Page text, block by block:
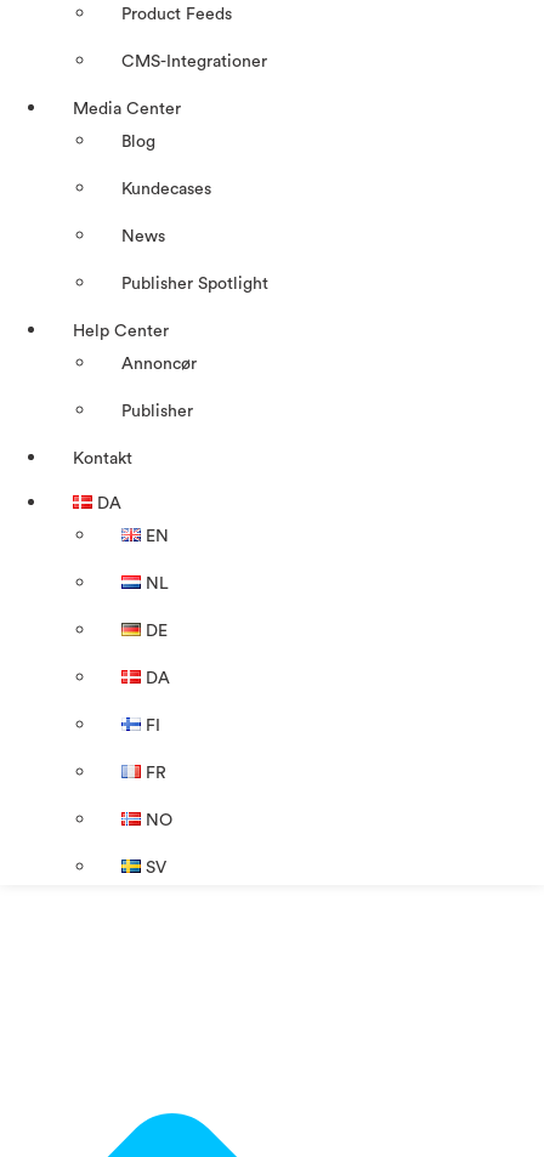
Product Feeds
CMS-Integrationer
Media Center
Blog
Kundecases
News
Publisher Spotlight
Help Center
Annoncør
Publisher
Kontakt
DA
EN
NL
DE
DA
FI
FR
NO
SV